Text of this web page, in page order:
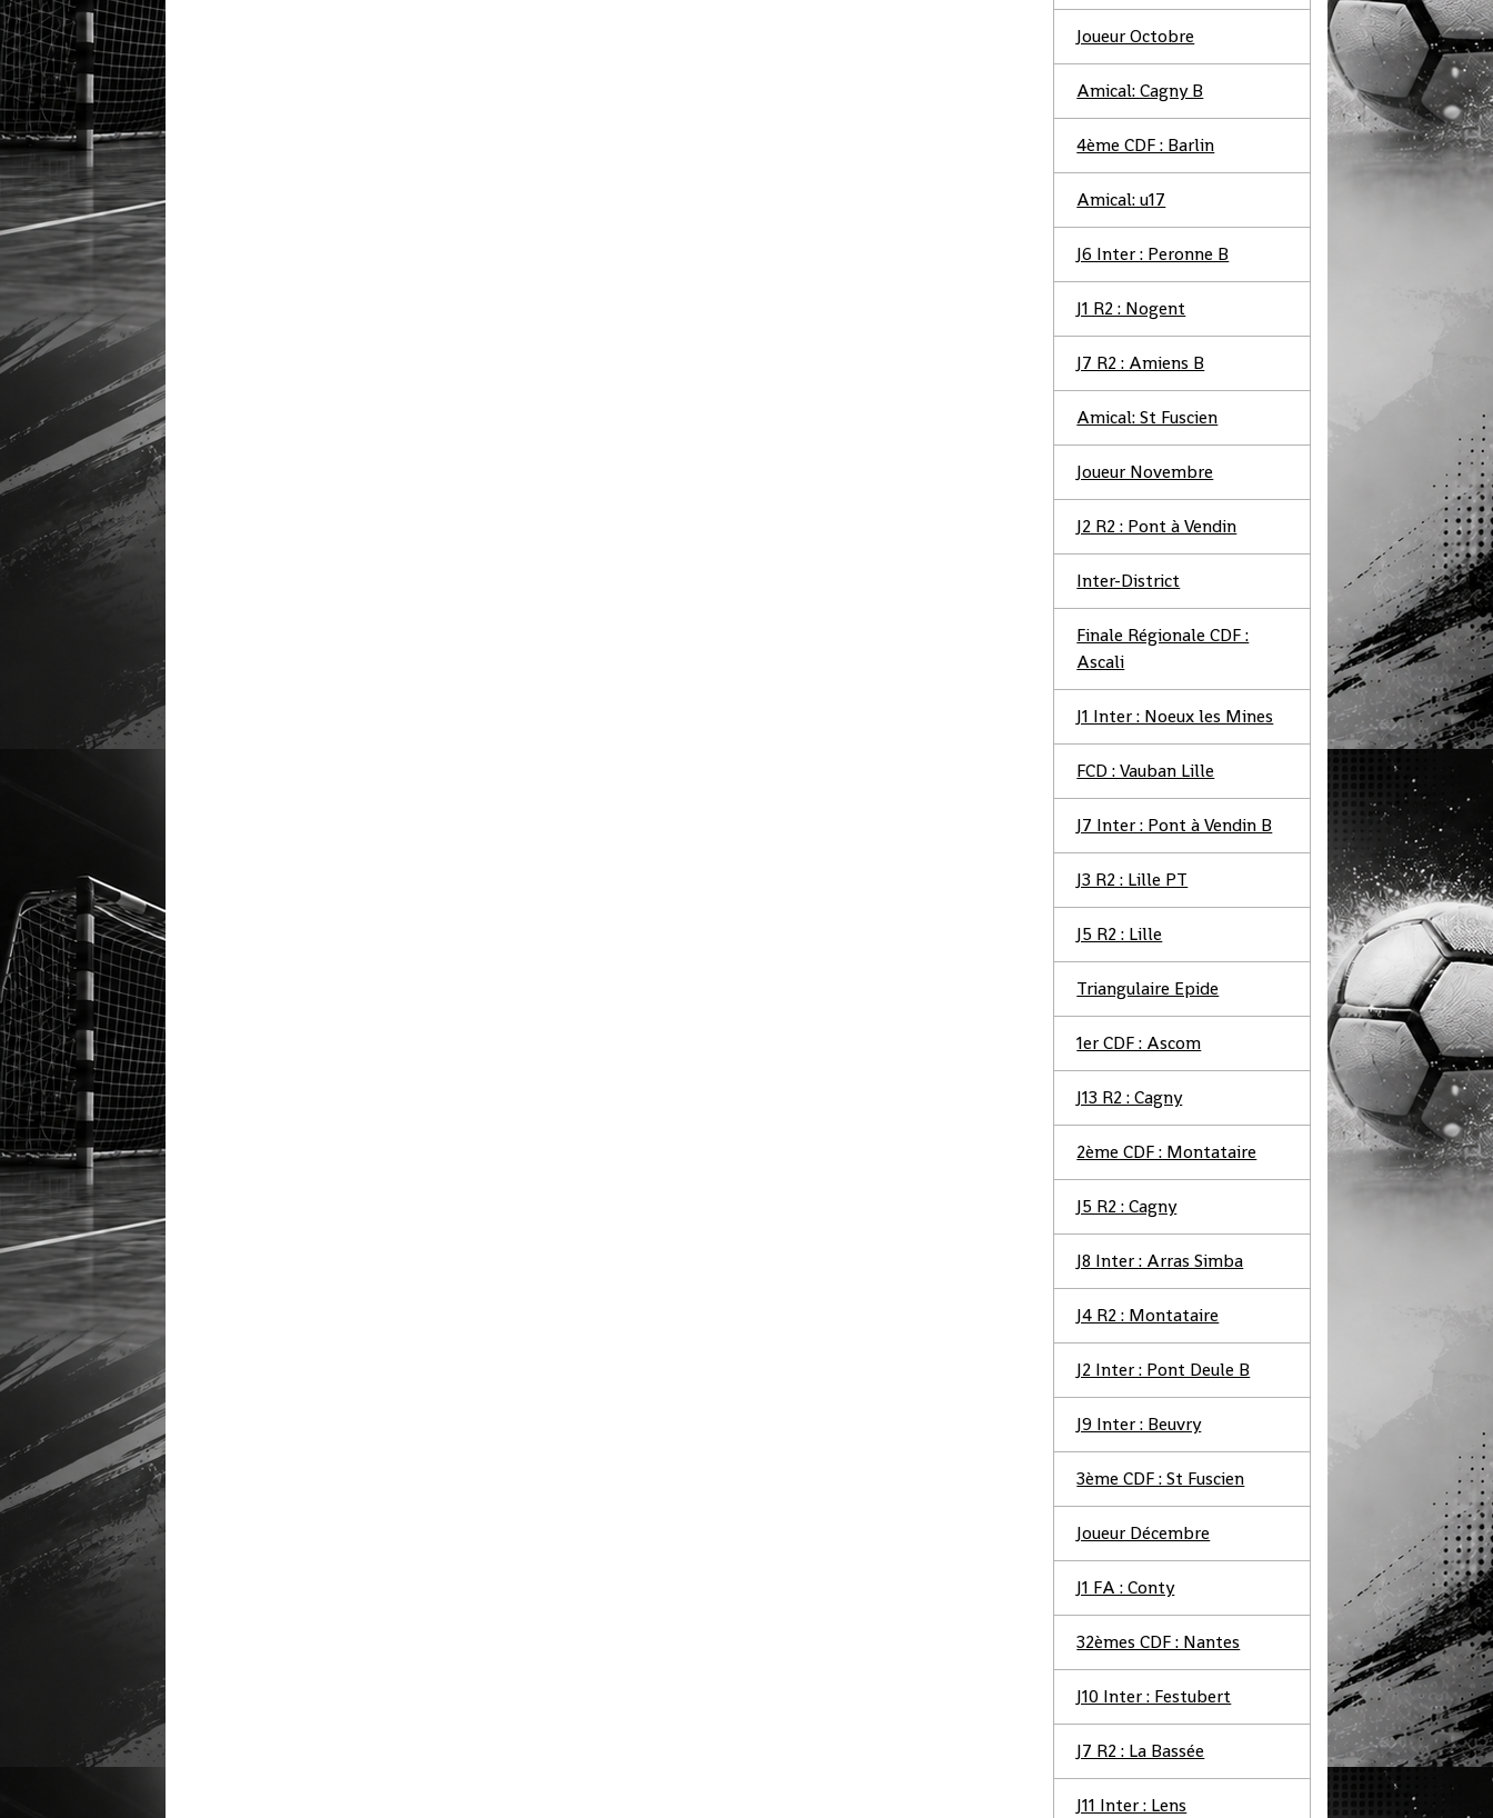
Joueur Octobre
Amical: Cagny B
4ème CDF : Barlin
Amical: u17
J6 Inter : Peronne B
J1 R2 : Nogent
J7 R2 : Amiens B
Amical: St Fuscien
Joueur Novembre
J2 R2 : Pont à Vendin
Inter-District
Finale Régionale CDF :
Ascali
J1 Inter : Noeux les Mines
FCD : Vauban Lille
J7 Inter : Pont à Vendin B
J3 R2 : Lille PT
J5 R2 : Lille
Triangulaire Epide
1er CDF : Ascom
J13 R2 : Cagny
2ème CDF : Montataire
J5 R2 : Cagny
J8 Inter : Arras Simba
J4 R2 : Montataire
J2 Inter : Pont Deule B
J9 Inter : Beuvry
3ème CDF : St Fuscien
Joueur Décembre
J1 FA : Conty
32èmes CDF : Nantes
J10 Inter : Festubert
J7 R2 : La Bassée
J11 Inter : Lens